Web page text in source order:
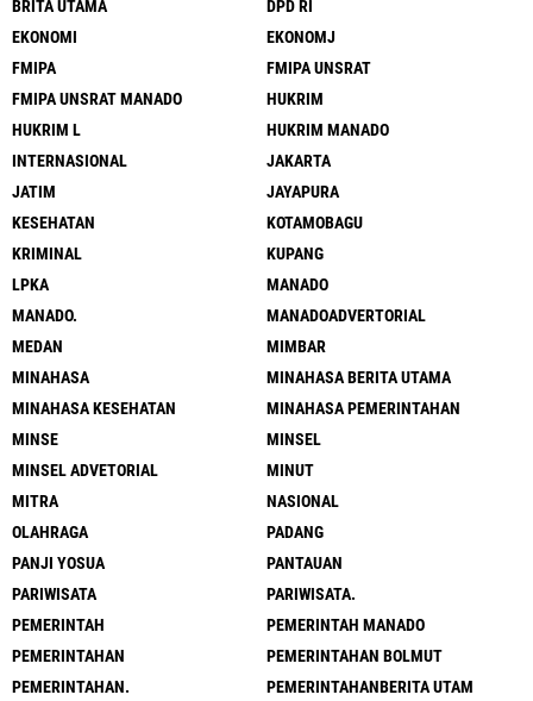
BRITA UTAMA
DPD RI
EKONOMI
EKONOMJ
FMIPA
FMIPA UNSRAT
FMIPA UNSRAT MANADO
HUKRIM
HUKRIM L
HUKRIM MANADO
INTERNASIONAL
JAKARTA
JATIM
JAYAPURA
KESEHATAN
KOTAMOBAGU
KRIMINAL
KUPANG
LPKA
MANADO
MANADO.
MANADOADVERTORIAL
MEDAN
MIMBAR
MINAHASA
MINAHASA BERITA UTAMA
MINAHASA KESEHATAN
MINAHASA PEMERINTAHAN
MINSE
MINSEL
MINSEL ADVETORIAL
MINUT
MITRA
NASIONAL
OLAHRAGA
PADANG
PANJI YOSUA
PANTAUAN
PARIWISATA
PARIWISATA.
PEMERINTAH
PEMERINTAH MANADO
PEMERINTAHAN
PEMERINTAHAN BOLMUT
PEMERINTAHAN.
PEMERINTAHANBERITA UTAM